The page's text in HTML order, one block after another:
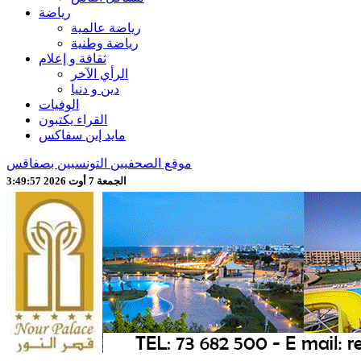
رياضة
رياضة عالمية
رياضة وطنية
ثقافة و إعلام
الرأي الآخر
دين و دنيا
الوفيات
القراء يكتبون
مايد إين سفاكس
موقع الصحفيين التونسيين بصفاقس
الجمعة 7 أوت 2026 3:50:00